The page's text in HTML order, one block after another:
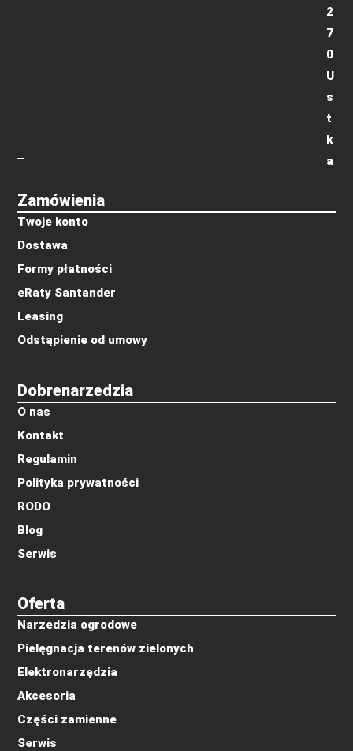
Oferta
Narzedzia ogrodowe
Pielęgnacja terenów zielonych
Elektronarzędzia
Akcesoria
Części zamienne
Serwis
Dobrenarzedzia
O nas
Kontakt
Regulamin
Polityka prywatności
RODO
Blog
Serwis
Zamówienia
Twoje konto
Dostawa
Formy płatności
eRaty Santander
Leasing
Odstąpienie od umowy
2
7
0
U
s
t
k
a